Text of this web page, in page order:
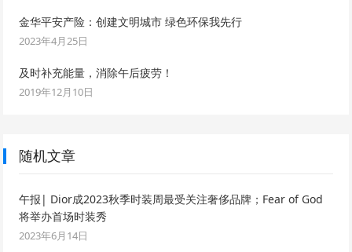
金华平安产险：创建文明城市 绿色环保我先行
2023年4月25日
及时补充能量，消除午后疲劳！
2019年12月10日
随机文章
午报| Dior成2023秋季时装周最受关注奢侈品牌；Fear of God
将举办首场时装秀
2023年6月14日